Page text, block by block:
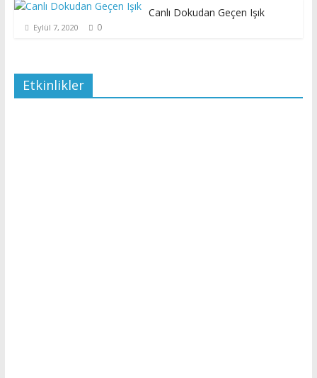
Canlı Dokudan Geçen Işık
Eylül 7, 2020 0
Etkinlikler